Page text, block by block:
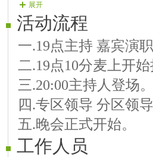
第一篇章 国富民强人
【01演员】乐乐
【02演员】海韵
【03演员】天帝宠儿
【04演员】春天
【05演员】婼缘
第二篇章 和谐美满大
【06演员】巴黎
展开
活动流程
一.19点主持 嘉宾演
二.19点10分麦上开始
三.20:00主持人登场。
四.专区领导 分区领导
五.晚会正式开始。
工作人员